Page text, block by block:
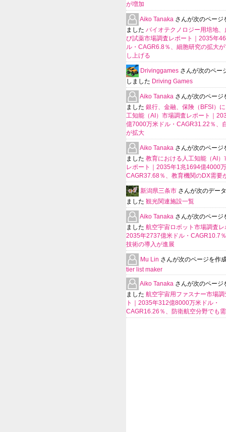
が増加
Aiko Tanaka さんが次のページ
ました バイオテクノロジー用培地、
び試薬市場調査レポート｜2035年
ル・CAGR6.8％、細胞研究の拡大
し上げる
Drivinggames さんが次のペー
しました Driving Games
Aiko Tanaka さんが次のページ
ました 銀行、金融、保険（BFSI）
工知能（AI）市場調査レポート｜
億7000万米ドル・CAGR31.22％、
が拡大
Aiko Tanaka さんが次のページ
ました 教育における人工知能（AI）
レポート｜2035年1兆1694億4000
CAGR37.68％、教育機関のDX需要
新潟県三条市 さんが次のデー
ました 観光関連施設一覧
Aiko Tanaka さんが次のページ
ました 航空宇宙ロボット市場調査レ
2035年2737億米ドル・CAGR10.7
技術の導入が進展
Mu Lin さんが次のページを作
tier list maker
Aiko Tanaka さんが次のページ
ました 航空宇宙用ファスナー市場調
ト｜2035年312億8000万米ドル・
CAGR16.26％、防衛航空分野でも